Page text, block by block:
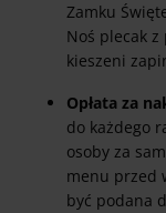
Zamku
Noś plecak
kieszeni
Opłata za
do każdego
osoby za
menu przed
być podana